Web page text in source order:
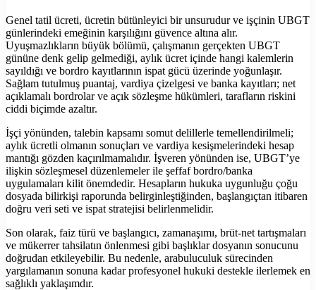
Genel tatil ücreti, ücretin bütünleyici bir unsurudur ve işçinin UBGT
günlerindeki emeğinin karşılığını güvence altına alır.
Uyuşmazlıkların büyük bölümü, çalışmanın gerçekten UBGT
gününe denk gelip gelmediği, aylık ücret içinde hangi kalemlerin
sayıldığı ve bordro kayıtlarının ispat gücü üzerinde yoğunlaşır.
Sağlam tutulmuş puantaj, vardiya çizelgesi ve banka kayıtları; net
açıklamalı bordrolar ve açık sözleşme hükümleri, tarafların riskini
ciddi biçimde azaltır.
İşçi yönünden, talebin kapsamı somut delillerle temellendirilmeli;
aylık ücretli olmanın sonuçları ve vardiya kesişmelerindeki hesap
mantığı gözden kaçırılmamalıdır. İşveren yönünden ise, UBGT’ye
ilişkin sözleşmesel düzenlemeler ile şeffaf bordro/banka
uygulamaları kilit önemdedir. Hesapların hukuka uygunluğu çoğu
dosyada bilirkişi raporunda belirginleştiğinden, başlangıçtan itibaren
doğru veri seti ve ispat stratejisi belirlenmelidir.
Son olarak, faiz türü ve başlangıcı, zamanaşımı, brüt-net tartışmaları
ve mükerrer tahsilatın önlenmesi gibi başlıklar dosyanın sonucunu
doğrudan etkileyebilir. Bu nedenle, arabuluculuk sürecinden
yargılamanın sonuna kadar profesyonel hukuki destekle ilerlemek en
sağlıklı yaklaşımdır.